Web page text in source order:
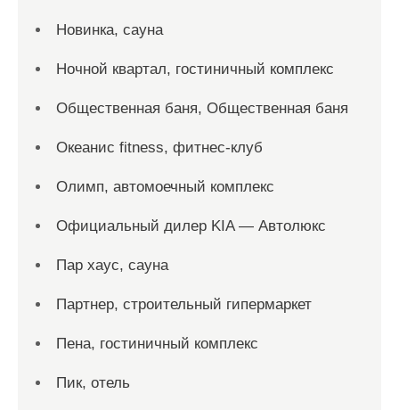
Новинка, сауна
Ночной квартал, гостиничный комплекс
Общественная баня, Общественная баня
Океанис fitness, фитнес-клуб
Олимп, автомоечный комплекс
Официальный дилер KIA — Автолюкс
Пар хаус, сауна
Партнер, строительный гипермаркет
Пена, гостиничный комплекс
Пик, отель